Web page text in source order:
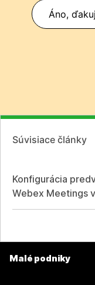
Áno,
Súvisiace články
Konfigurácia
Webex Meetings
Malé podniky